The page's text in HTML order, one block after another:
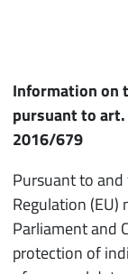
Information on
pursuant to art.
2016/679
Pursuant to
Regulation
Parliament and
protection of